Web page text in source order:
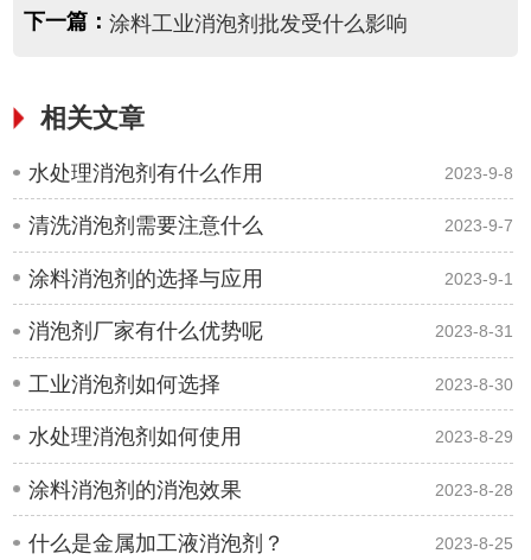
下一篇： 涂料工业消泡剂批发受什么影响
相关文章
水处理消泡剂有什么作用 2023-9-8
清洗消泡剂需要注意什么 2023-9-7
涂料消泡剂的选择与应用 2023-9-1
消泡剂厂家有什么优势呢 2023-8-31
工业消泡剂如何选择 2023-8-30
水处理消泡剂如何使用 2023-8-29
涂料消泡剂的消泡效果 2023-8-28
什么是金属加工液消泡剂？ 2023-8-25